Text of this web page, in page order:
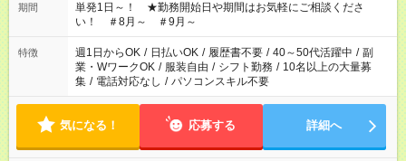
期間
単発1日～！ ★勤務開始日や期間はお気軽にご相談くださ
い！ ＃8月～ ＃9月～
特徴 週1日からOK / 日払いOK / 履歴書不要 / 40～50代活躍中 / 副
業・WワークOK / 服装自由 / シフト勤務 / 10名以上の大量募
集 / 電話対応なし / パソコンスキル不要
気になる！ 応募する 詳細へ